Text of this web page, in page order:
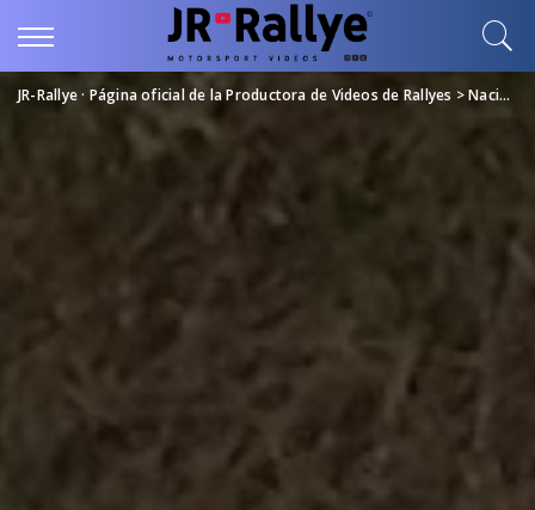
JR-Rallye · Página oficial de la Productora de Videos de Rallyes >Nacional